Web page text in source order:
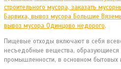
Пищевые отходы включают в себя
несъедобные вещества, образующиеся
промышленности, в основном бытовых